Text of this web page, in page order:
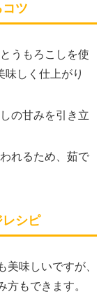
ツ
うもろこしを使
味しく仕上がり
の甘みを引き立
れるため、茹で
シピ
味しいですが、
方もできます。